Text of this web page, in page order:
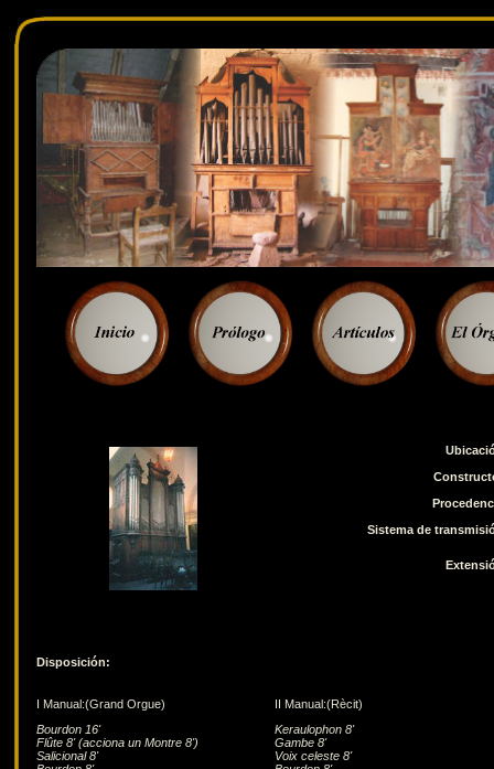
Sistema de
Disposición:
I Manual:(Grand Orgue)
Bourdon 16'
Flûte 8' (acciona un Montre 8')
Salicional 8'
II Manual:(Rècit)
Keraulophon 8'
Gambe 8'
Voix celeste 8'